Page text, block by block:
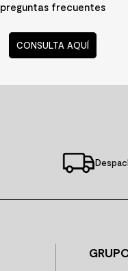
preguntas frecuentes
CONSULTA AQUÍ